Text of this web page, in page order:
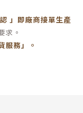
認 」即廠商接單生產
求。
服務」 。